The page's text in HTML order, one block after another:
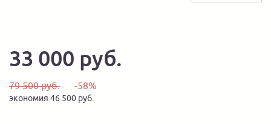
33 000 руб.
79 500 руб. -58%
экономия 46 500 руб.